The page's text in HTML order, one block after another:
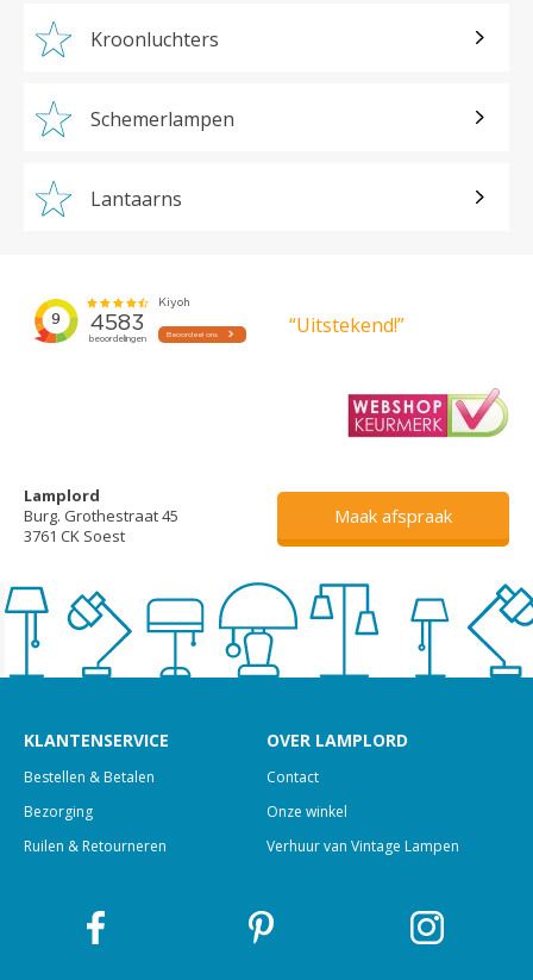
Kroonluchters
Schemerlampen
Lantaarns
“Uitstekend!”
Lamplord
Burg. Grothestraat 45
3761 CK Soest
Maak afspraak
KLANTENSERVICE
Bestellen & Betalen
Bezorging
Ruilen & Retourneren
OVER LAMPLORD
Contact
Onze winkel
Verhuur van Vintage Lampen